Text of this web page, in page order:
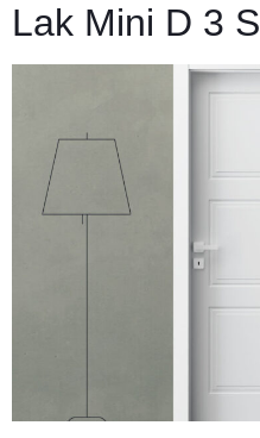
Lak Mini D 3 S